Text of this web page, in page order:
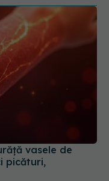
vasele de
picături,